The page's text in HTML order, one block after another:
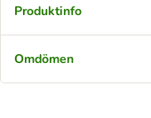
Produktinfo
Omdömen